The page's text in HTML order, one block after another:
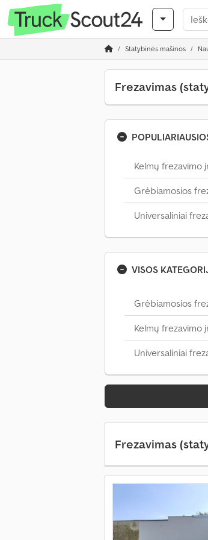
Statybinės mašinos
Frezavimas
Kelmų frezavimo
Grėbiamosios
Universaliniai
VISOS
Grėbiamosios
Kelmų frezavimo
Universaliniai
Frezavimas